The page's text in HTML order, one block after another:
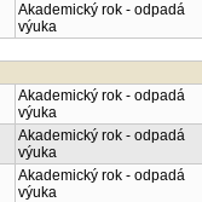
Akademický rok - odpadá
výuka
Akademický rok - odpadá
výuka
Akademický rok - odpadá
výuka
Akademický rok - odpadá
výuka